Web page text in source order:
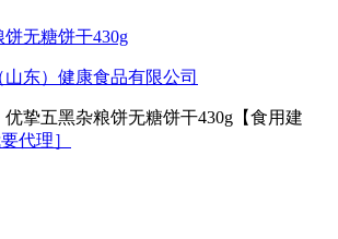
无糖饼干430g
山东）健康食品有限公司
优挚五黑杂粮饼无糖饼干430g【食用建
要代理］